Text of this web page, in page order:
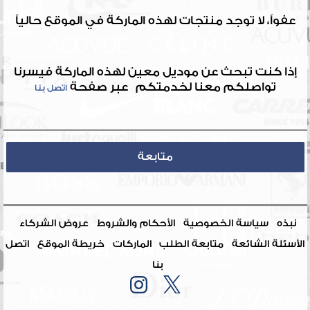
عفواً، لا توجد منتجات لهذه الماركة في الموقع حالياً
إذا كنت تبحث عن موديل معين لهذه الماركة فيسرنا
تواصلكم معنا لخدمتكم عبر صفحةاتصل بنا
متابعة
نبذه سياسة الخصوصية الأحكام والشروط
عروض الشركاء
الأسئلة الشائعة
متابعة الطلب الماركات خريطة الموقع
اتصل
بنا